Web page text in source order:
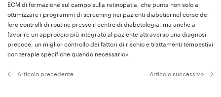
ECM di formazione sul campo sulla retinopatia, che punta non solo a
ottimizzare i programmi di screening nei pazienti diabetici nel corso dei
loro controlli di routine presso il centro di diabetologia, ma anche a
favorire un approccio più integrato al paziente attraverso una diagnosi
precoce, un miglior controllo dei fattori di rischio e trattamenti tempestivi
con terapie specifiche quando necessario».
Articolo precedente Articolo successivo